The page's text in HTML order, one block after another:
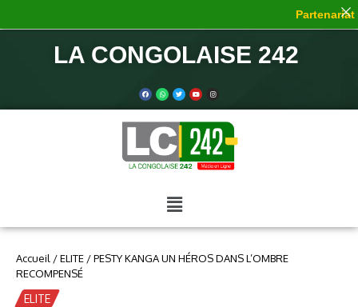
LA CONGOLAISE 242
Accueil /ELITE /PESTY KANGA UN HÉROS DANS L’OMBRE
RECOMPENSÉ
ELITE
Partenariat